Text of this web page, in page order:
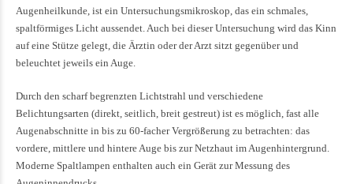
Augenheilkunde, ist ein Untersuchungsmikroskop, das ein schmales,
spaltförmiges Licht aussendet. Auch bei dieser Untersuchung wird das Kinn
auf eine Stütze gelegt, die Ärztin oder der Arzt sitzt gegenüber und
beleuchtet jeweils ein Auge.
Durch den scharf begrenzten Lichtstrahl und verschiedene
Belichtungsarten (direkt, seitlich, breit gestreut) ist es möglich, fast alle
Augenabschnitte in bis zu 60-facher Vergrößerung zu betrachten: das
vordere, mittlere und hintere Auge bis zur Netzhaut im Augenhintergrund.
Moderne Spaltlampen enthalten auch ein Gerät zur Messung des